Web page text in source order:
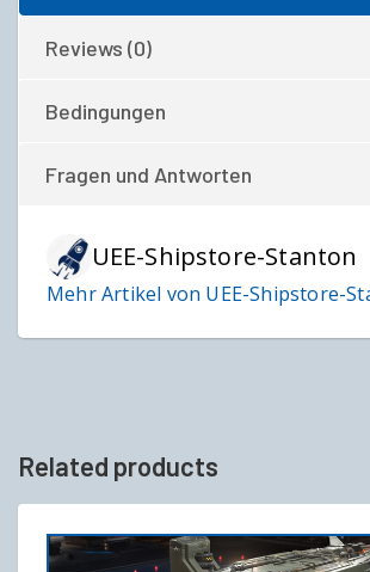
Reviews (0)
Bedingungen
Fragen und Antworten
UEE-Shipstore-Stanton
Mehr Artikel von UEE-Shipstore-
Related products